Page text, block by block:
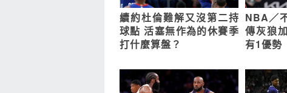
續約杜倫難解又沒第二持
球點 活塞無作為的休賽季
打什麼算盤？
NBA／
傳灰狼
有1優勢